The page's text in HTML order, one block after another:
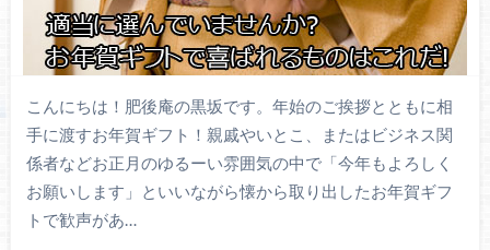
こんにちは！肥後庵の黒坂です。年始のご挨拶とともに相
手に渡すお年賀ギフト！親戚やいとこ、またはビジネス関
係者などお正月のゆるーい雰囲気の中で「今年もよろしく
お願いします」といいながら懐から取り出したお年賀ギフ
トで歓声があ…